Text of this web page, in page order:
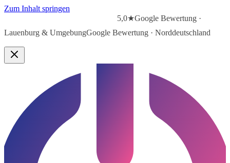
Zum Inhalt springen
5,0★Google Bewertung ·
Lauenburg & UmgebungGoogle Bewertung · Norddeutschland